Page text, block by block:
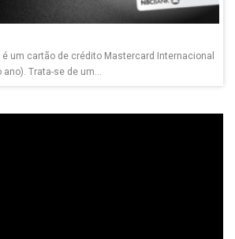
um cartão de crédito Mastercard Internacional
Trata-se de um...